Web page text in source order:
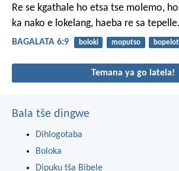
Re se kgathale ho etsa tse molemo,
ka nako e lokelang, haeba re sa tepelle.
BAGALATA 6:9 boloki moputso
Temana ya go latela!
Bala tše dingwe
Dihlogotaba
Boloka
Dipuku tša Bibele